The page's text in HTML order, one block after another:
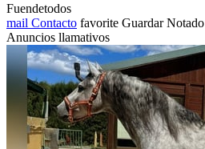
Fuendetodos
mail Contacto favorite Guardar Notado
Anuncios llamativos